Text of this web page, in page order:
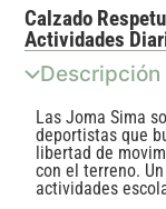
Calzado
Actividades
Descripción
Las Joma Sima
deportistas que
libertad de
con el terreno.
actividades